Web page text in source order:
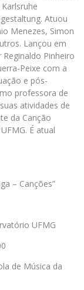
Atuou
Menezes, Simon
Lançou em
Pinheiro
Peixe com a
e pós-
professora de
atividades de
da Canção
É atual
– Canções”
UFMG
de Música da